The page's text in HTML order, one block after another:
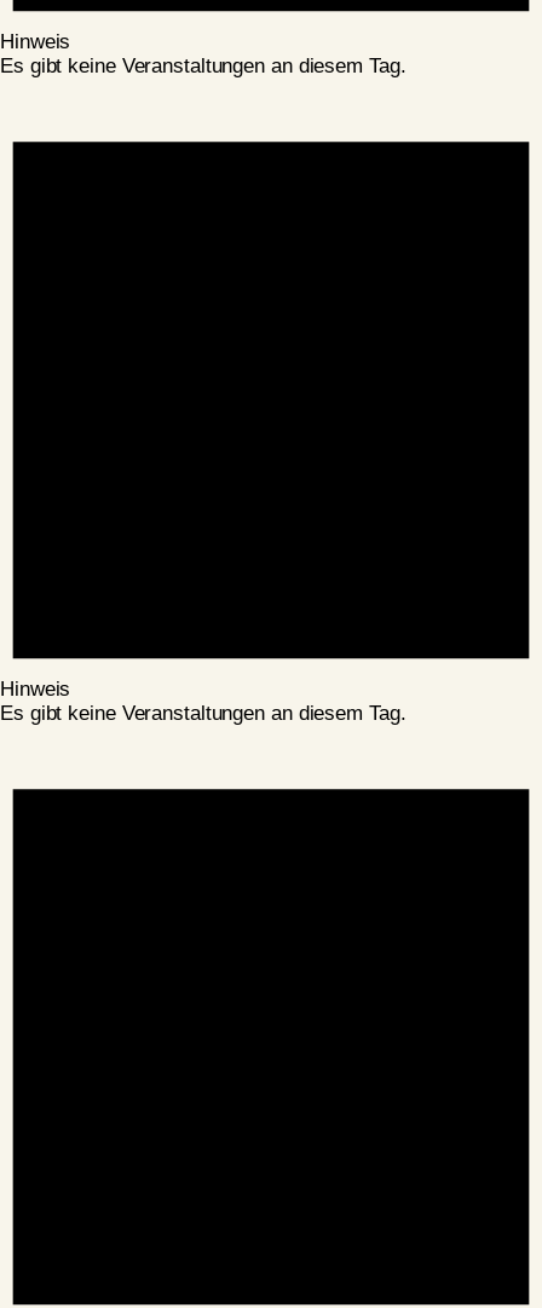
Hinweis
Es gibt keine Veranstaltungen an diesem Tag.
Hinweis
Es gibt keine Veranstaltungen an diesem Tag.